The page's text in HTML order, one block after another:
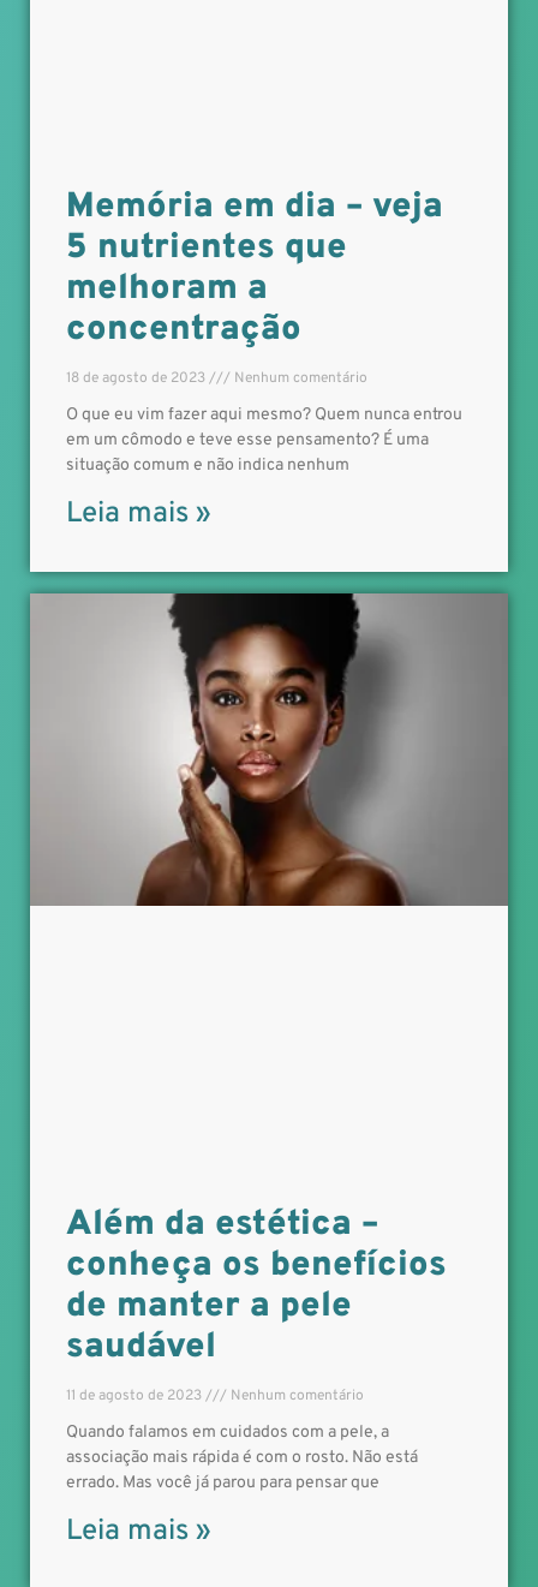
Memória em dia – veja
5 nutrientes que
melhoram a
concentração
18 de agosto de 2023 Nenhum comentário
O que eu vim fazer aqui mesmo? Quem nunca entrou
em um cômodo e teve esse pensamento? É uma
situação comum e não indica nenhum
Leia mais »
Além da estética –
conheça os benefícios
de manter a pele
saudável
11 de agosto de 2023 Nenhum comentário
Quando falamos em cuidados com a pele, a
associação mais rápida é com o rosto. Não está
errado. Mas você já parou para pensar que
Leia mais »